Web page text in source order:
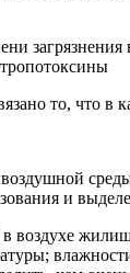
то, что в
и
воздухе